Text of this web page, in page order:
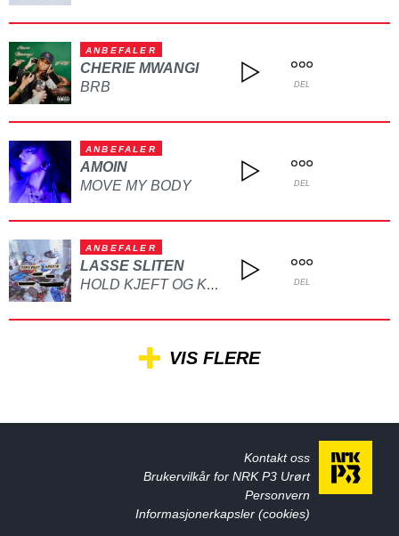
ANBEFALER
CHERIE MWANGI
BRB
DEL
ANBEFALER
AMOIN
MOVE MY BODY
DEL
ANBEFALER
LASSE SLITEN
HOLD KJEFT OG KYSS MEG DEL
VIS FLERE
Kontakt oss
Brukervilkår for NRK P3 Urørt
Personvern
Informasjonerkapsler (cookies)